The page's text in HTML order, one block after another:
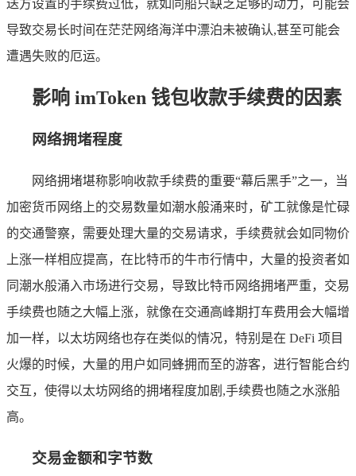
送方设置的手续费过低，就如同船只缺乏足够的动力，可能会
导致交易长时间在茫茫网络海洋中漂泊未被确认,甚至可能会
遭遇失败的厄运。
影响 imToken 钱包收款手续费的因素
网络拥堵程度
网络拥堵堪称影响收款手续费的重要“幕后黑手”之一，当
加密货币网络上的交易数量如潮水般涌来时，矿工就像是忙碌
的交通警察，需要处理大量的交易请求，手续费就会如同物价
上涨一样相应提高，在比特币的牛市行情中，大量的投资者如
同潮水般涌入市场进行交易，导致比特币网络拥堵严重，交易
手续费也随之大幅上涨，就像在交通高峰期打车费用会大幅增
加一样，以太坊网络也存在类似的情况，特别是在 DeFi 项目
火爆的时候，大量的用户如同蜂拥而至的游客，进行智能合约
交互，使得以太坊网络的拥堵程度加剧,手续费也随之水涨船
高。
交易金额和字节数